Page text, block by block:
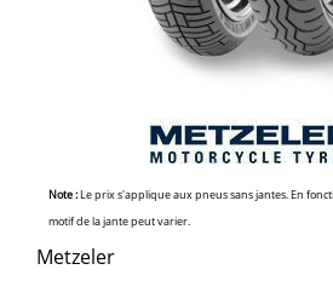
Note :Le prix s'applique aux pneus sans jantes. En
motif de la jante peut varier.
Metzeler